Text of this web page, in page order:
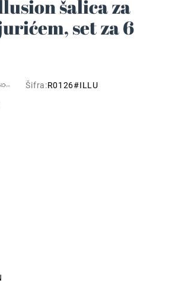
šalica za
set za 6
Šifra:R0126#ILLU